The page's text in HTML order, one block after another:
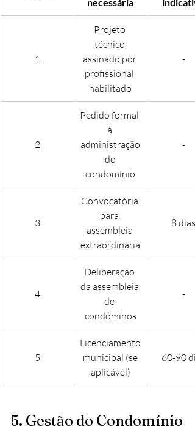
1
Projeto
técnico
assinado por
profissional
habilitado
-
2
Pedido formal
à
administração
do
condomínio
-
3
Convocatória
para
assembleia
extraordinária
8 dias
4
Deliberação
da assembleia
de
condóminos
-
5
Licenciamento
municipal (se
aplicável)
60-90
5. Gestão do Condomínio